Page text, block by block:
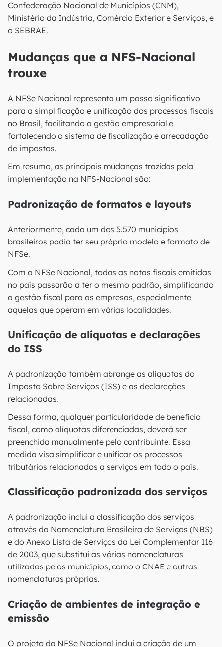
Confederação Nacional de Municípios (CNM),
Ministério da Indústria, Comércio Exterior e Serviços, e
o SEBRAE.
Mudanças que a NFS-Nacional
trouxe
A NFSe Nacional representa um passo significativo
para a simplificação e unificação dos processos fiscais
no Brasil, facilitando a gestão empresarial e
fortalecendo o sistema de fiscalização e arrecadação
de impostos.
Em resumo, as principais mudanças trazidas pela
implementação na NFS-Nacional são:
Padronização de formatos e layouts
Anteriormente, cada um dos 5.570 municípios
brasileiros podia ter seu próprio modelo e formato de
NFSe.
Com a NFSe Nacional, todas as notas fiscais emitidas
no país passarão a ter o mesmo padrão, simplificando
a gestão fiscal para as empresas, especialmente
aquelas que operam em várias localidades​.
Unificação de alíquotas e declarações
do ISS
A padronização também abrange as alíquotas do
Imposto Sobre Serviços (ISS) e as declarações
relacionadas.
Dessa forma, qualquer particularidade de benefício
fiscal, como alíquotas diferenciadas, deverá ser
preenchida manualmente pelo contribuinte. Essa
medida visa simplificar e unificar os processos
tributários relacionados a serviços em todo o país​​.
Classificação padronizada dos serviços
A padronização inclui a classificação dos serviços
através da Nomenclatura Brasileira de Serviços (NBS)
e do Anexo Lista de Serviços da Lei Complementar 116
de 2003, que substitui as várias nomenclaturas
utilizadas pelos municípios, como o CNAE e outras
nomenclaturas próprias​​.
Criação de ambientes de integração e
emissão
O projeto da NFSe Nacional inclui a criação de um